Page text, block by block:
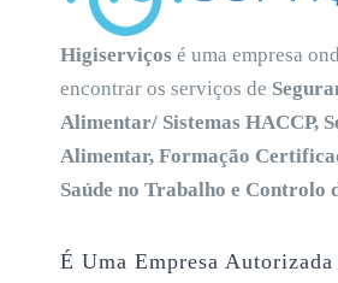
Higiserviços é uma empresa
encontrar os serviços de
Alimentar/ Sistemas HACCP,
Alimentar, Formação
Saúde no Trabalho e Controlo
É Uma Empresa